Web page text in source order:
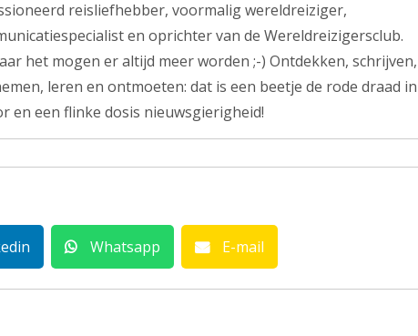
reisliefhebber, voormalig wereldreiziger,
en oprichter van de Wereldreizigersclub.
het mogen er altijd meer worden ;-) Ontdekken, schrijven,
leren en ontmoeten: dat is een beetje de rode draad in
en een flinke dosis nieuwsgierigheid!
Whatsapp E-mail